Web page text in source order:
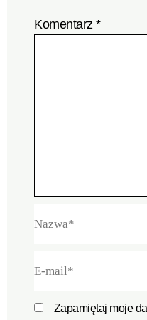
Komentarz*
mail*
Zapamiętaj moje